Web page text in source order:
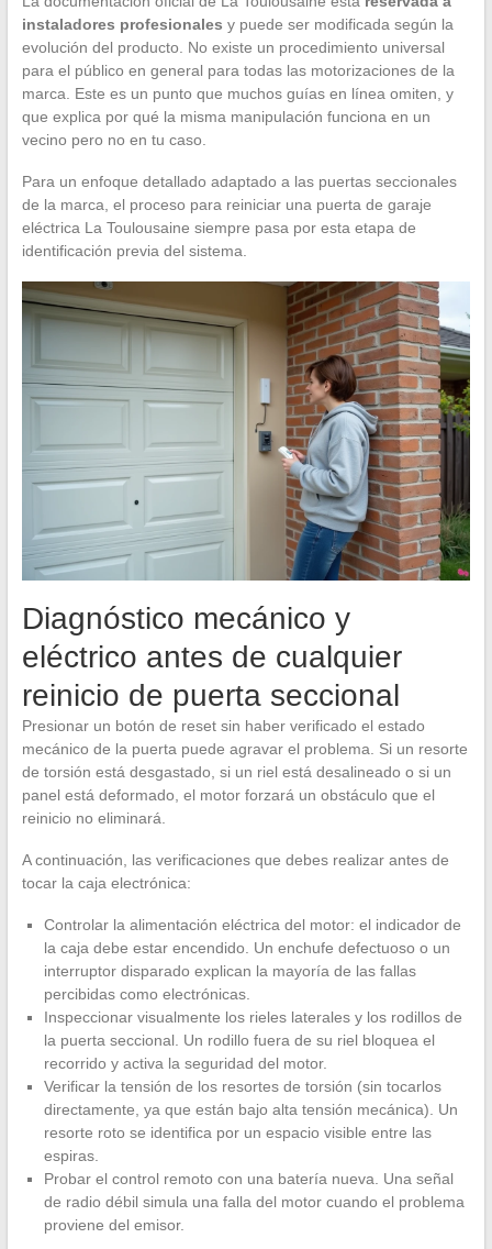
instaladores profesionales y puede ser modificada según la
evolución del producto. No existe un procedimiento universal
para el público en general para todas las motorizaciones de la
marca. Este es un punto que muchos guías en línea omiten, y
que explica por qué la misma manipulación funciona en un
vecino pero no en tu caso.
Para un enfoque detallado adaptado a las puertas seccionales
de la marca, el proceso para reiniciar una puerta de garaje
eléctrica La Toulousaine siempre pasa por esta etapa de
identificación previa del sistema.
Diagnóstico mecánico y
eléctrico antes de cualquier
reinicio de puerta seccional
Presionar un botón de reset sin haber verificado el estado
mecánico de la puerta puede agravar el problema. Si un resorte
de torsión está desgastado, si un riel está desalineado o si un
panel está deformado, el motor forzará un obstáculo que el
reinicio no eliminará.
A continuación, las verificaciones que debes realizar antes de
tocar la caja electrónica:
Controlar la alimentación eléctrica del motor: el indicador de
la caja debe estar encendido. Un enchufe defectuoso o un
interruptor disparado explican la mayoría de las fallas
percibidas como electrónicas.
Inspeccionar visualmente los rieles laterales y los rodillos de
la puerta seccional. Un rodillo fuera de su riel bloquea el
recorrido y activa la seguridad del motor.
Verificar la tensión de los resortes de torsión (sin tocarlos
directamente, ya que están bajo alta tensión mecánica). Un
resorte roto se identifica por un espacio visible entre las
espiras.
Probar el control remoto con una batería nueva. Una señal
de radio débil simula una falla del motor cuando el problema
proviene del emisor.